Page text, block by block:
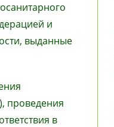
и
выданные
проведения
в